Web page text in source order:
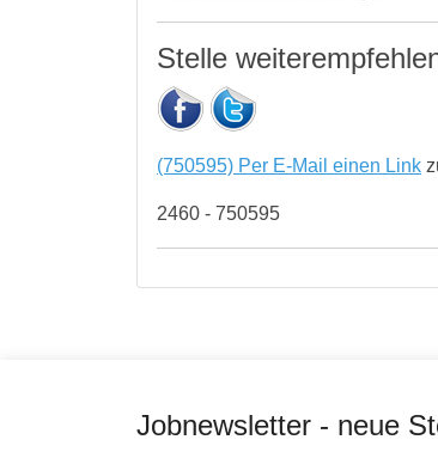
Stelle
(750595) Per E-Mail einen Link
2460 - 750595
Jobnewsletter - neue